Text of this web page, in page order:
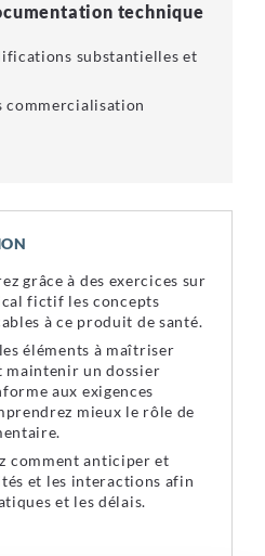
grâce à des exercices sur
fictif les concepts
à ce produit de santé.
éléments à maîtriser
maintenir un dossier
aux exigences
mieux le rôle de
comment anticiper et
et les interactions afin
et les délais.
technique
substantielles et
commercialisation